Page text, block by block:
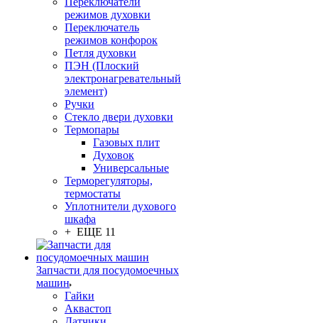
режимов духовки
Переключатель
режимов конфорок
Петля духовки
ПЭН (Плоский
электронагревательный
элемент)
Ручки
Стекло двери духовки
Термопары
Газовых плит
Духовок
Универсальные
Терморегуляторы,
термостаты
Уплотнители духового
шкафа
+ ЕЩЕ 11
Запчасти для посудомоечных
машин
Гайки
Аквастоп